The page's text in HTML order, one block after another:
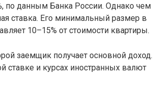
по данным Банка России. Однако чем
ставка. Его минимальный размер в
10–15% от стоимости квартиры.
заемщик получает основной доход.
ставке и курсах иностранных валют